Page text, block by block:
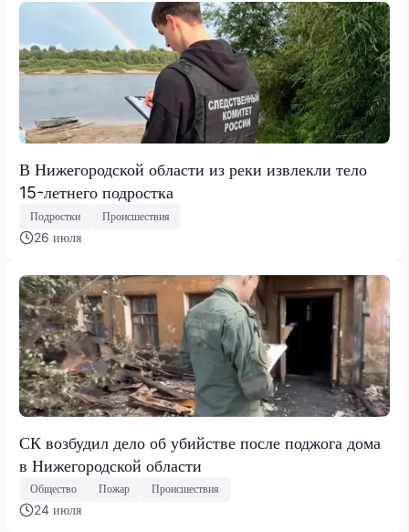
В Нижегородской области из реки извлекли тело
15-летнего подростка
Подростки Происшествия
26 июля
СК возбудил дело об убийстве после поджога дома
в Нижегородской области
Общество Пожар Происшествия
24 июля